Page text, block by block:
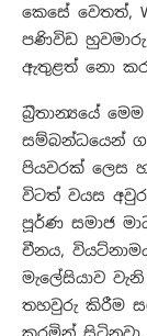
කෙසේ වෙතත්,
පණිවිඩ හුවමාරු
ඇතුළත් නො
බ්‍රිතාන්‍යයේ
සම්බන්ධයෙන්
පියවරක් ලෙස
විටත් වයස
පූර්ණ සමාජ
චීනය,
මැලේසියාව
තහවුරු කිරීම